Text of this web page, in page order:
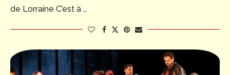
de Lorraine C’est à …